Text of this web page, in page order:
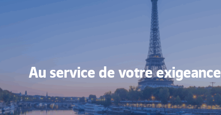
Au service de votre exigeance